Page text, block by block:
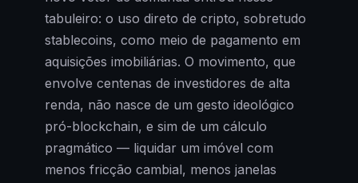
tabuleiro: o uso direto de cripto, sobretudo
stablecoins, como meio de pagamento em
aquisições imobiliárias. O movimento, que
envolve centenas de investidores de alta
renda, não nasce de um gesto ideológico
pró-blockchain, e sim de um cálculo
pragmático — liquidar um imóvel com
menos fricção cambial, menos janelas